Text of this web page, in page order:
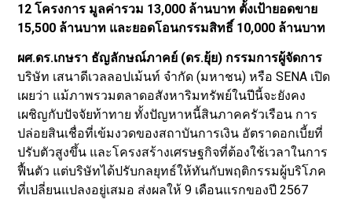
12 โครงการ มูลค่ารวม 13,000 ล้านบาท ตั้งเป้ายอดขาย
15,500 ล้านบาท และยอดโอนกรรมสิทธิ์ 10,000 ล้านบาท
ผศ.ดร.เกษรา ธัญลักษณ์ภาคย์ (ดร.ยุ้ย) กรรมการผู้จัดการ
บริษัท เสนาดีเวลลอปเม้นท์ จำกัด (มหาชน) หรือ SENA เปิด
เผยว่า แม้ภาพรวมตลาดอสังหาริมทรัพย์ในปีนี้จะยังคง
เผชิญกับปัจจัยท้าทาย ทั้งปัญหาหนี้สินภาคครัวเรือน การ
ปล่อยสินเชื่อที่เข้มงวดของสถาบันการเงิน อัตราดอกเบี้ยที่
ปรับตัวสูงขึ้น และโครงสร้างเศรษฐกิจที่ต้องใช้เวลาในการ
ฟื้นตัว แต่บริษัทได้ปรับกลยุทธ์ให้ทันกับพฤติกรรมผู้บริโภค
ที่เปลี่ยนแปลงอยู่เสมอ ส่งผลให้ 9 เดือนแรกของปี 2567